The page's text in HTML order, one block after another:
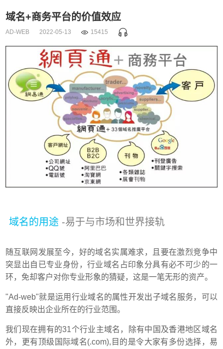
域名+商务平台的价值效应
AD-WEB 2022-05-13 15415
域名的用途 -易于与市场和世界接轨
随互联网发展至今，好的域名实属难求，且要在激烈竞争中
突显出自已专业身份，行业域名占印象分具有必不可少的一
环，免却客户对你专业形象的猜疑，这是一笔无形的资产。
"Ad-web"就是运用行业域名的属性开发出子域名服务，可以
直接反映出企业所在的行业范围。
我们现在拥有的31个行业主域名，除有中国及香港地区域名
外，更有顶级国际域名(.com),目的是令大家有多份选择，易